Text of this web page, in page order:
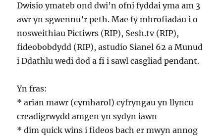
Dwisio ymateb ond dwi’n ofni fyddai yma am 3
awr yn sgwennu’r peth. Mae fy mhrofiadau i o
nosweithiau Pictiwrs (RIP), Sesh.tv (RIP),
fideobobdydd (RIP), astudio Sianel 62 a Munud
i Ddathlu wedi dod a fi i sawl casgliad pendant.
Yn fras:
* arian mawr (cymharol) cyfryngau yn llyncu
creadigrwydd amgen yn sydyn iawn
* dim quick wins i fideos bach er mwyn annog